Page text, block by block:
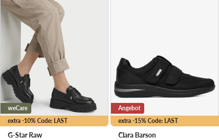
extra -10% Code: LAST
weCare
G-Star Raw
extra -15% Code: LAST
Angebot
Clara Barson